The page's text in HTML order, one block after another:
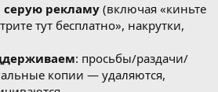
рекламу (включая «киньте
тут бесплатно», накрутки,
: просьбы/раздачи/
копии — удаляются,